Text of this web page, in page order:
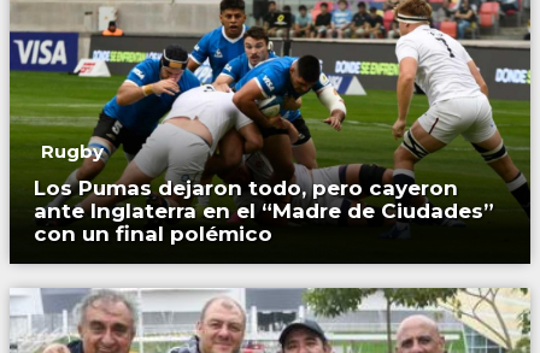
Rugby
Los Pumas dejaron todo, pero cayeron
ante Inglaterra en el “Madre de Ciudades”
con un final polémico